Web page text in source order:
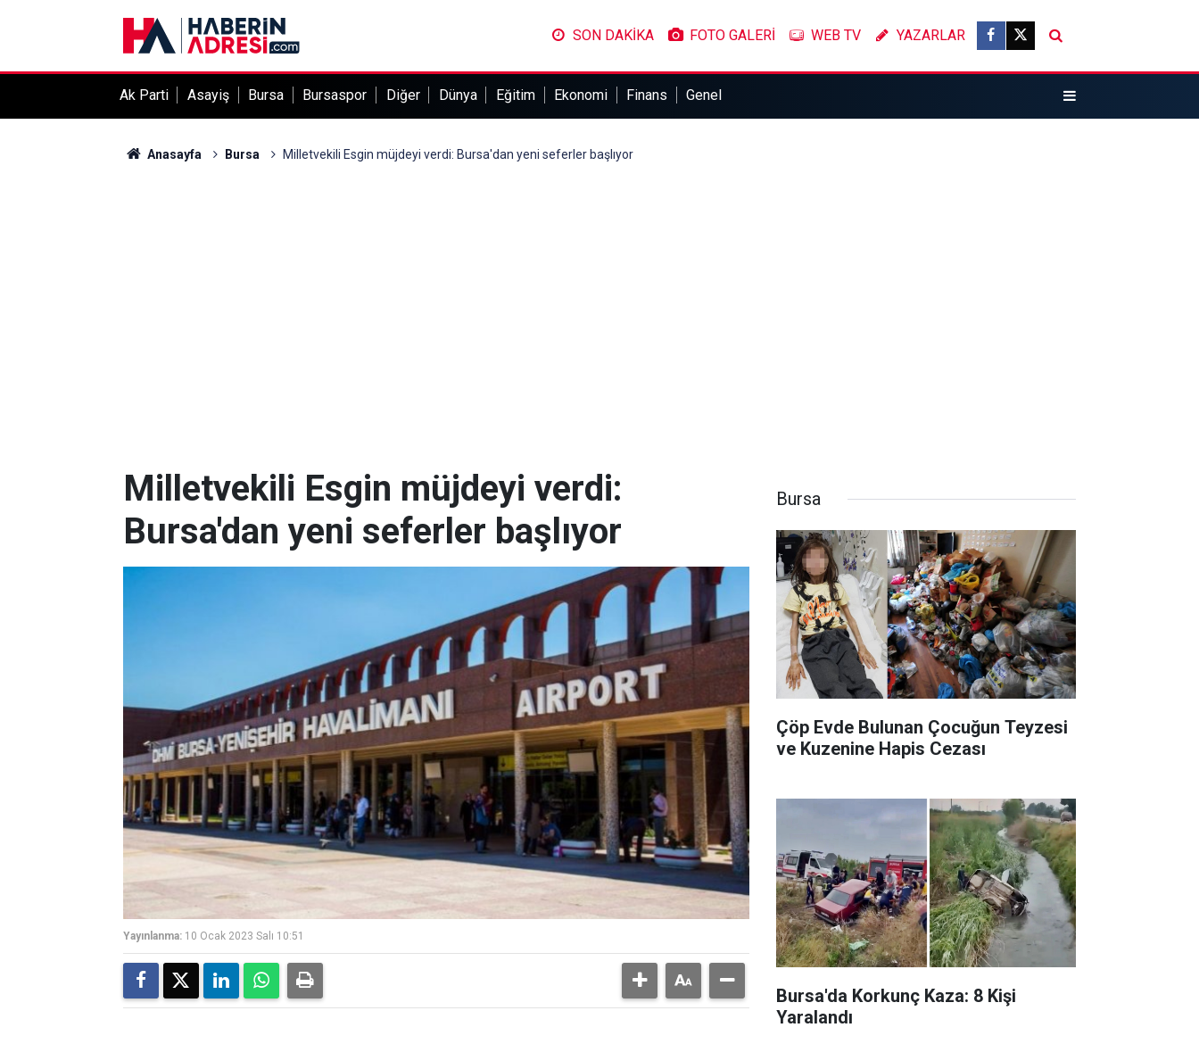
SON DAKİKA FOTO GALERİ WEB TV YAZARLAR
Ak Parti Asayiş Bursa Bursaspor Diğer Dünya Eğitim Ekonomi Finans Genel
Anasayfa Bursa Milletvekili Esgin müjdeyi verdi: Bursa'dan yeni seferler başlıyor
Milletvekili Esgin müjdeyi verdi:
Bursa'dan yeni seferler başlıyor
Yayınlanma: 10 Ocak 2023 Salı 10:51
Bursa
Çöp Evde Bulunan Çocuğun Teyzesi
ve Kuzenine Hapis Cezası
Bursa'da Korkunç Kaza: 8 Kişi
Yaralandı